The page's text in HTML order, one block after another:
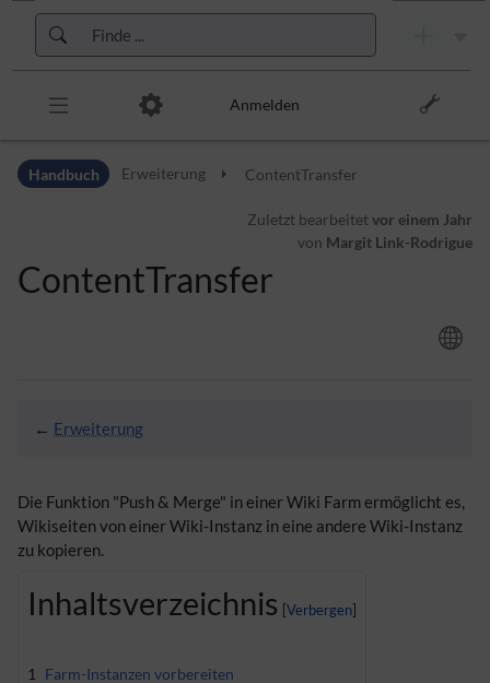
Zur Kopfleiste
Zur Hauptnavigation
Zu den Seitenwerkzeugen
Anmelden
Handbuch Erweiterung ContentTransfer
Zuletzt bearbeitetvor einem Jahr
von Margit Link-Rodrigue
ContentTransfer
← Erweiterung
Die Funktion "Push & Merge" in einer Wiki Farm ermöglicht es,
Wikiseiten von einer Wiki-Instanz in eine andere Wiki-Instanz
zu kopieren.
Inhaltsverzeichnis
1
Farm-Instanzen vorbereiten